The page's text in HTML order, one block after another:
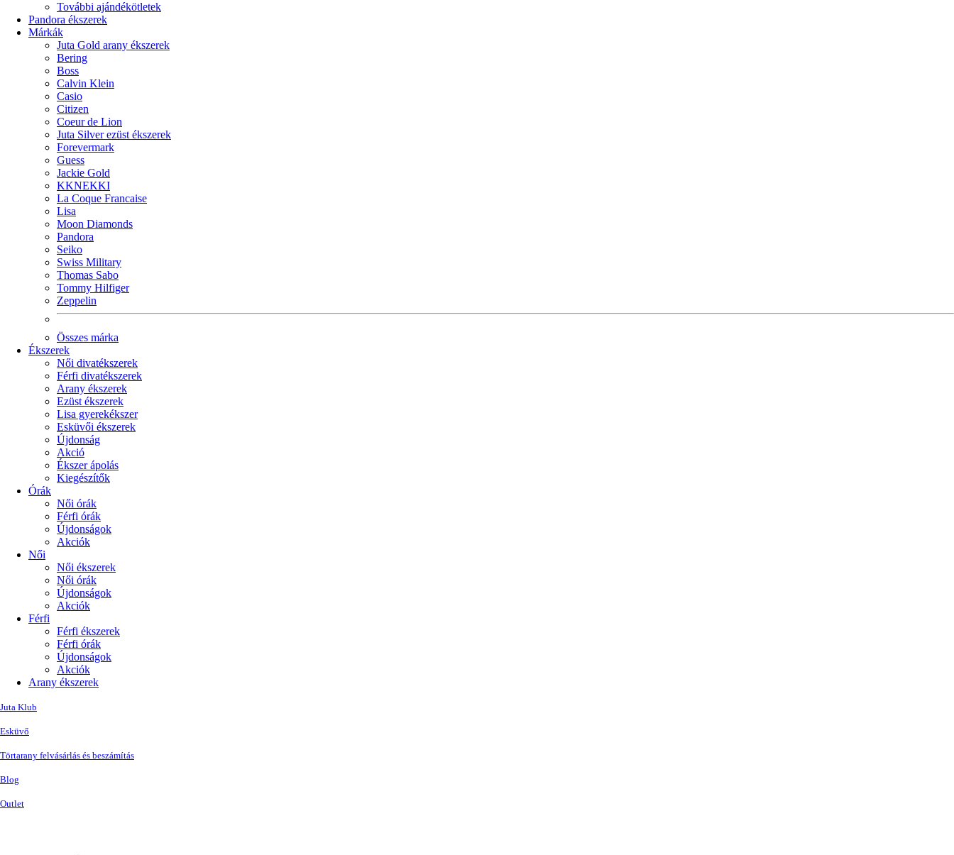
További ajándékötletek
Pandora ékszerek
Márkák
Juta Gold arany ékszerek
Bering
Boss
Calvin Klein
Casio
Citizen
Coeur de Lion
Juta Silver ezüst ékszerek
Forevermark
Guess
Jackie Gold
KKNEKKI
La Coque Francaise
Lisa
Moon Diamonds
Pandora
Seiko
Swiss Military
Thomas Sabo
Tommy Hilfiger
Zeppelin
Összes márka
Ékszerek
Női divatékszerek
Férfi divatékszerek
Arany ékszerek
Ezüst ékszerek
Lisa gyerekékszer
Esküvői ékszerek
Újdonság
Akció
Ékszer ápolás
Kiegészítők
Órák
Női órák
Férfi órák
Újdonságok
Akciók
Női
Női ékszerek
Női órák
Újdonságok
Akciók
Férfi
Férfi ékszerek
Férfi órák
Újdonságok
Akciók
Arany ékszerek
Juta Klub
Esküvő
Törtarany felvásárlás és beszámítás
Blog
Outlet